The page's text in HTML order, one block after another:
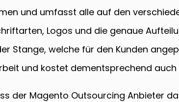
und umfasst alle auf den
Logos und die genaue
Stange, welche für den Kunden
und kostet dementsprechend auch
der Magento Outsourcing Anbieter